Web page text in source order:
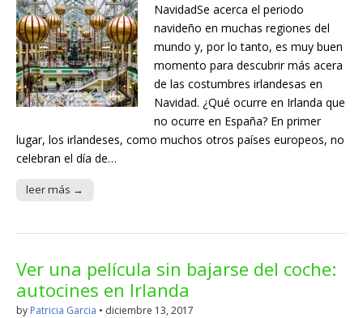
NavidadSe acerca el periodo
navideño en muchas regiones del
mundo y, por lo tanto, es muy buen
momento para descubrir más acera
de las costumbres irlandesas en
Navidad. ¿Qué ocurre en Irlanda que
no ocurre en España? En primer
lugar, los irlandeses, como muchos otros países europeos, no
celebran el día de…
leer más →
Ver una película sin bajarse del coche:
autocines en Irlanda
by Patricia Garcia • diciembre 13, 2017